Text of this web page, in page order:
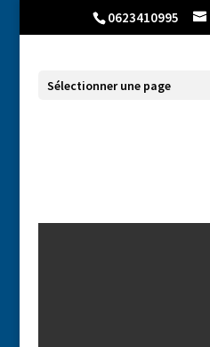
0623410995
Sélectionner une page